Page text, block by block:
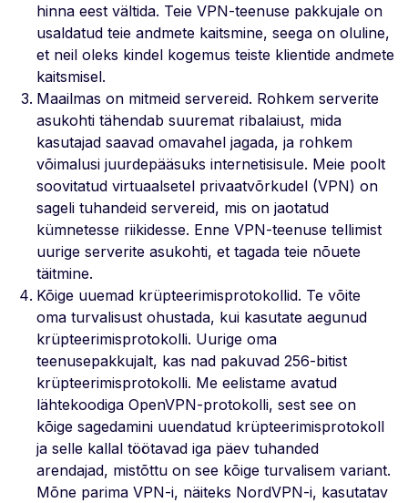
hinna eest vältida. Teie VPN-teenuse pakkujale on
usaldatud teie andmete kaitsmine, seega on oluline,
et neil oleks kindel kogemus teiste klientide andmete
kaitsmisel.
Maailmas on mitmeid servereid. Rohkem serverite
asukohti tähendab suuremat ribalaiust, mida
kasutajad saavad omavahel jagada, ja rohkem
võimalusi juurdepääsuks internetisisule. Meie poolt
soovitatud virtuaalsetel privaatvõrkudel (VPN) on
sageli tuhandeid servereid, mis on jaotatud
kümnetesse riikidesse. Enne VPN-teenuse tellimist
uurige serverite asukohti, et tagada teie nõuete
täitmine.
Kõige uuemad krüpteerimisprotokollid. Te võite
oma turvalisust ohustada, kui kasutate aegunud
krüpteerimisprotokolli. Uurige oma
teenusepakkujalt, kas nad pakuvad 256-bitist
krüpteerimisprotokolli. Me eelistame avatud
lähtekoodiga OpenVPN-protokolli, sest see on
kõige sagedamini uuendatud krüpteerimisprotokoll
ja selle kallal töötavad iga päev tuhanded
arendajad, mistõttu on see kõige turvalisem variant.
Mõne parima VPN-i, näiteks NordVPN-i, kasutatav